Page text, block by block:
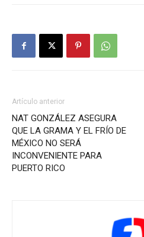
Artículo anterior
NAT GONZÁLEZ ASEGURA
QUE LA GRAMA Y EL FRÍO DE
MÉXICO NO SERÁ
INCONVENIENTE PARA
PUERTO RICO